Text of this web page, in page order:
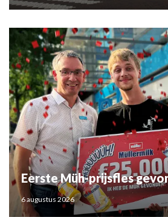
Eerste Müh-prijsfles
6 augustus 2026